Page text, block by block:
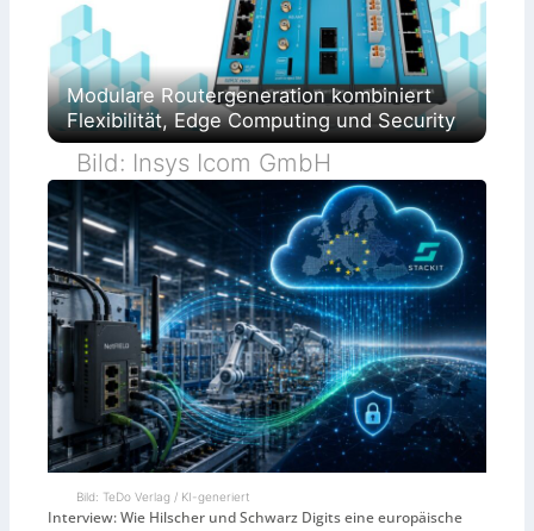
Modulare Routergeneration kombiniert
Flexibilität, Edge Computing und Security
Bild: Insys Icom GmbH
Bild: TeDo Verlag / KI-generiert
Interview: Wie Hilscher und Schwarz Digits eine europäische